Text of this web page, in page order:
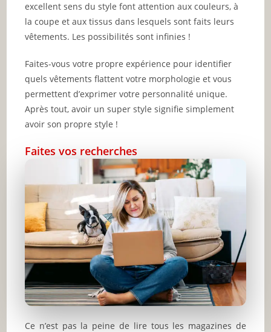
excellent sens du style font attention aux couleurs, à
la coupe et aux tissus dans lesquels sont faits leurs
vêtements. Les possibilités sont infinies !
Faites-vous votre propre expérience pour identifier
quels vêtements flattent votre morphologie et vous
permettent d’exprimer votre personnalité unique.
Après tout, avoir un super style signifie simplement
avoir son propre style !
Faites vos recherches
Ce n’est pas la peine de lire tous les magazines de